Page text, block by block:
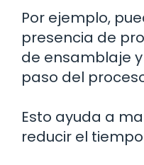
Por ejemplo,
presencia de
de ensamblaje
paso del
Esto ayuda a
reducir el